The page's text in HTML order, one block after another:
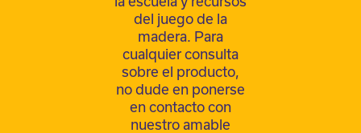
del juego de la
madera. Para
cualquier consulta
sobre el producto,
no dude en ponerse
en contacto con
nuestro amable